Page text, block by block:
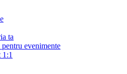
ta
evenimente